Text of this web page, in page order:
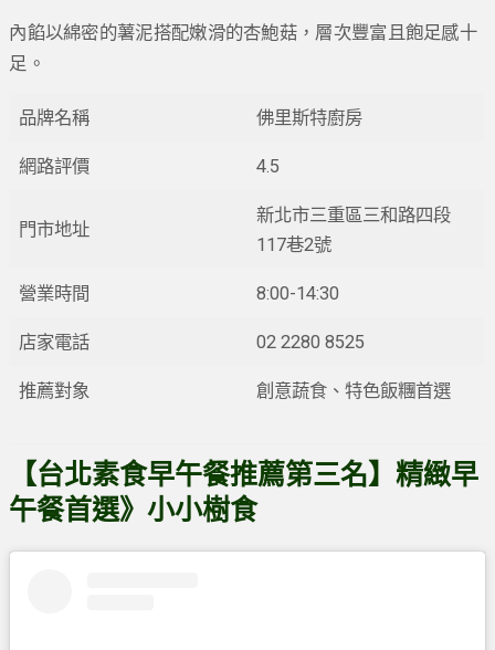
內餡以綿密的薯泥搭配嫩滑的杏鮑菇，層次豐富且飽足感十
足。
品牌名稱 佛里斯特廚房
網路評價 4.5
門市地址
新北市三重區三和路四段
117巷2號
營業時間 8:00-14:30
店家電話 02 2280 8525
推薦對象 創意蔬食、特色飯糰首選
【台北素食早午餐推薦第三名】精緻早
午餐首選》小小樹食